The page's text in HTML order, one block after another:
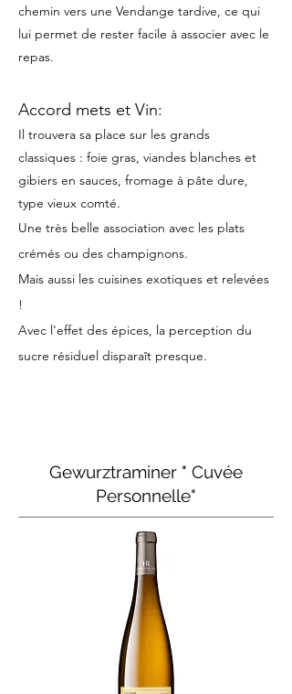
chemin vers une Vendange tardive, ce qui
lui permet de rester facile à associer avec le
repas.
Accord mets et Vin:
Il trouvera sa place sur les grands
classiques : foie gras, viandes blanches et
gibiers en sauces, fromage à pâte dure,
type vieux comté.
Une très belle association avec les plats
crémés ou des champignons.
Mais aussi les cuisines exotiques et relevées
!
Avec l'effet des épices, la perception du
sucre résiduel disparaît presque.
Gewurztraminer " Cuvée
Personnelle"